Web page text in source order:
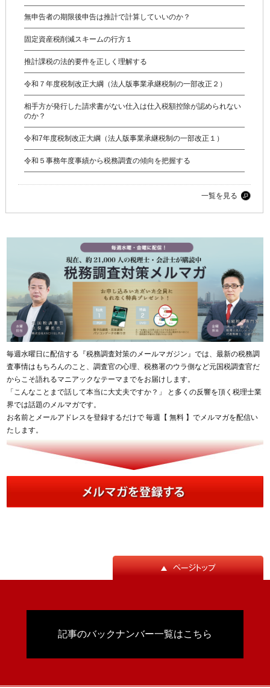
無申告者の期限後申告は推計で計算していいのか？
固定資産税削減スキームの行方１
推計課税の法的要件を正しく理解する
令和７年度税制改正大綱（法人版事業承継税制の一部改正２）
相手方が発行した請求書がない仕入は仕入税額控除が認められない
のか？
令和7年度税制改正大綱（法人版事業承継税制の一部改正１）
令和５事務年度事績から税務調査の傾向を把握する
一覧を見る
毎週水曜日に配信する『税務調査対策のメールマガジン』では、最新の税務調
査事情はもちろんのこと、調査官の心理、税務署のウラ側など元国税調査官だ
からこそ語れるマニアックなテーマまでをお届けします。
「こんなことまで話して本当に大丈夫ですか？」 と多くの反響を頂く税理士業
界では話題のメルマガです。
お名前とメールアドレスを登録するだけで 毎週【 無料 】でメルマガを配信い
たします。
記事のバックナンバー一覧はこちら